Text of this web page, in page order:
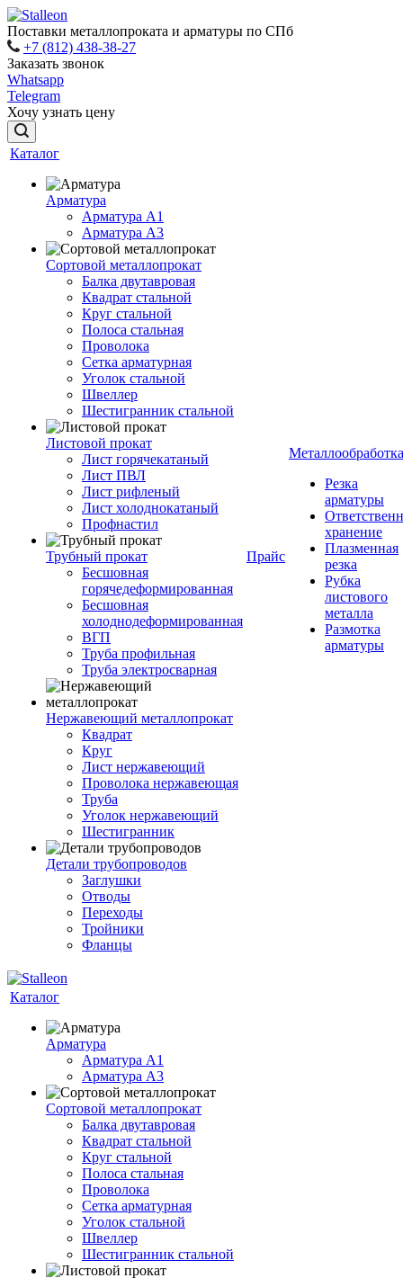
Поставки металлопроката и арматуры по СПб
+7 (812) 438-38-27
Заказать звонок
Whatsapp
Telegram
Хочу узнать цену
Каталог
Арматура
Арматура A1
Арматура А3
Сортовой металлопрокат
Балка двутавровая
Квадрат стальной
Круг стальной
Полоса стальная
Проволока
Сетка арматурная
Уголок стальной
Швеллер
Шестигранник стальной
Листовой прокат
Лист горячекатаный
Лист ПВЛ
Лист рифленый
Лист холоднокатаный
Профнастил
Трубный прокат
Бесшовная
горячедеформированная
Бесшовная
холоднодеформированная
ВГП
Труба профильная
Труба электросварная
Нержавеющий металлопрокат
Квадрат
Круг
Лист нержавеющий
Проволока нержавеющая
Труба
Уголок нержавеющий
Шестигранник
Детали трубопроводов
Заглушки
Отводы
Переходы
Тройники
Фланцы
Прайс
Металлообработка
Резка
арматуры
хранение
Плазменная
резка
Рубка
листового
металла
Размотка
арматуры
Каталог
Арматура
Арматура A1
Арматура А3
Сортовой металлопрокат
Балка двутавровая
Квадрат стальной
Круг стальной
Полоса стальная
Проволока
Сетка арматурная
Уголок стальной
Швеллер
Шестигранник стальной